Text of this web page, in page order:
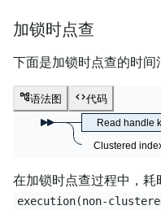
加锁时点查
下面是加锁时点查的时间
语法图 代码
Read handle
Clustered
在加锁时点查过程中，耗
execution(non-